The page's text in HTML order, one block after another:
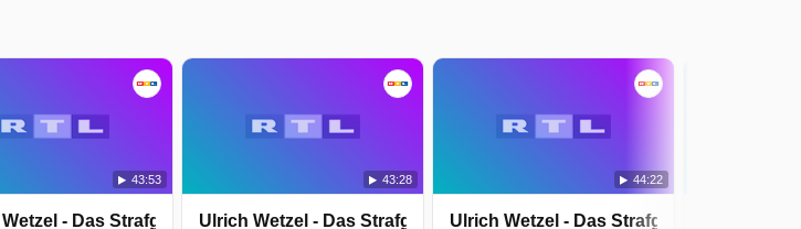
43:53
- Das Strafgericht
43:28
Ulrich Wetzel - Das Strafgericht
44:22
Ulrich Wetzel - Das Strafgericht